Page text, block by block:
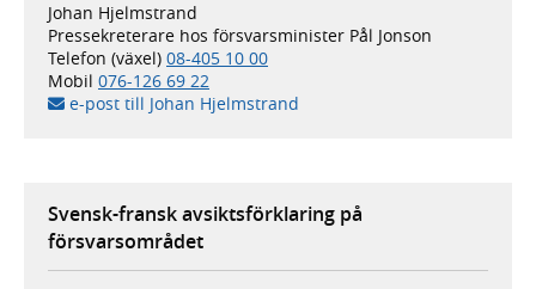
Johan Hjelmstrand
Pressekreterare hos försvarsminister Pål Jonson
Telefon (växel) 08-405 10 00
Mobil 076-126 69 22
e-post till Johan Hjelmstrand
Svensk-fransk avsiktsförklaring på
försvarsområdet